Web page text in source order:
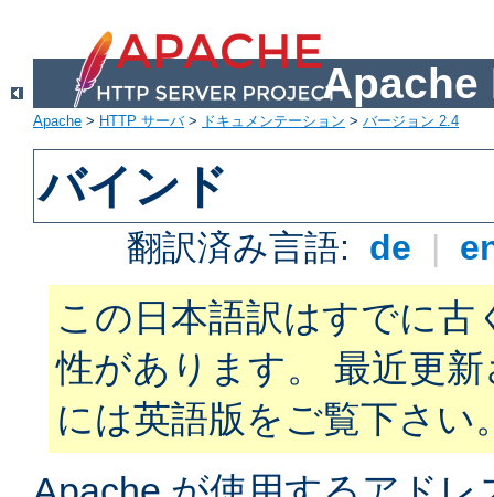
Apache
Apache > HTTP サーバ> ドキュメンテーション > バージョン 2.4
バインド
翻訳済み言語: de |
この日本語訳はすでに古
性があります。 最近更
には英語版をご覧下さい